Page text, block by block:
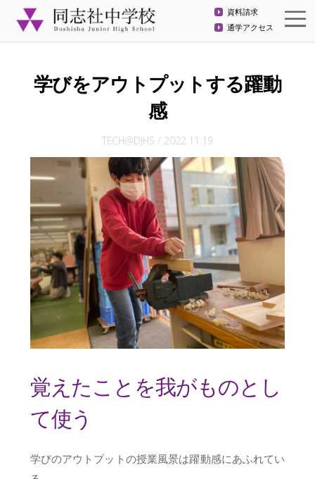
資料請求
通学アクセス
学びをアウトプットする躍動
感
TECH@DJHS / 2022.11.19
覚えたことを我がものとし
て使う
学びのアウトプットの授業風景は躍動感にあふれてい